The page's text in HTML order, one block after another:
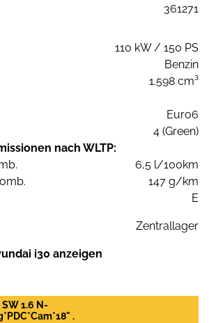
361271
110 kW / 150 PS
Benzin
1.598 cm³
Euro6
4 (Green)
nach WLTP:
6,5 l/100km
147 g/km
E
Zentrallager
i30 anzeigen
1.6 N-
.